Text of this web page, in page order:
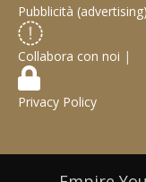
Pubblicità (advertising)
Collabora con noi |
Privacy Policy